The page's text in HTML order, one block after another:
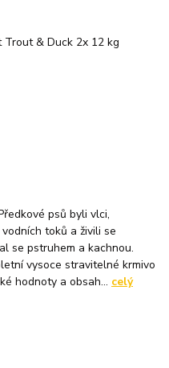
psů byli vlci,
toků a živili se
se pstruhem a kachnou.
vysoce stravitelné krmivo
hodnoty a obsah... celý